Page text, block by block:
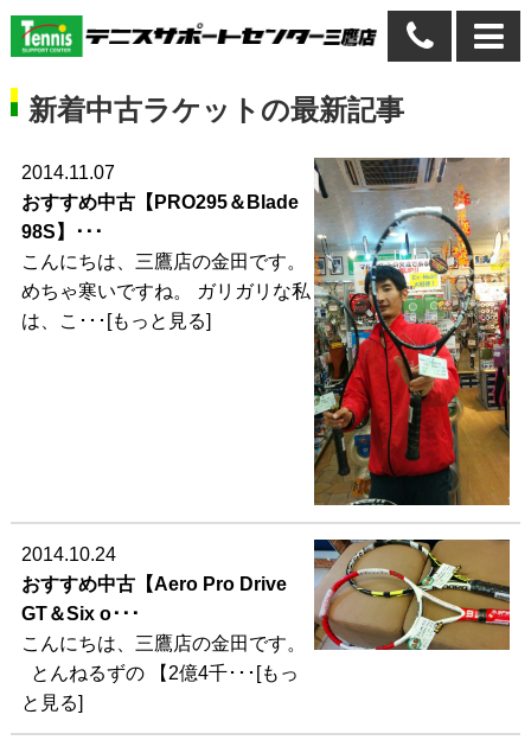
新着中古ラケットの最新記事
2014.11.07
おすすめ中古【PRO295＆Blade
98S】･･･
こんにちは、三鷹店の金田です。
めちゃ寒いですね。 ガリガリな私
は、こ･･･[もっと見る]
2014.10.24
おすすめ中古【Aero Pro Drive
GT＆Six o･･･
こんにちは、三鷹店の金田です。
とんねるずの 【2億4千･･･[もっ
と見る]